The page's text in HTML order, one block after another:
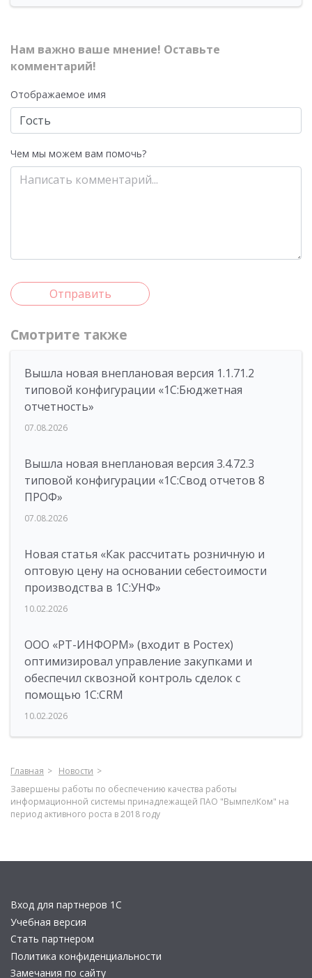
Нам важно ваше мнение! Оставьте
комментарий!
Отображаемое имя
Чем мы можем вам помочь?
Отправить
Смотрите также
Вышла новая внеплановая версия 1.1.71.2
типовой конфигурации «1C:Бюджетная
отчетность»
07.08.2026
Вышла новая внеплановая версия 3.4.72.3
типовой конфигурации «1C:Свод отчетов 8
ПРОФ»
07.08.2026
Новая статья «Как рассчитать розничную и
оптовую цену на основании себестоимости
производства в 1С:УНФ»
10.02.2026
ООО «РТ-ИНФОРМ» (входит в Ростех)
оптимизировал управление закупками и
обеспечил сквозной контроль сделок с
помощью 1С:CRM
10.02.2026
Главная
Новости
Завершены работы по обеспечению качества работы
информационной системы принадлежащей ПАО "ВымпелКом" на
период активного роста в 2018 году
Вход для партнеров 1С
Учебная версия
Стать партнером
Политика конфиденциальности
Замечания по сайту